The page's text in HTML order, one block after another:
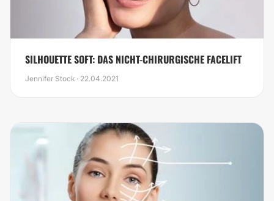
SILHOUETTE SOFT: DAS NICHT-CHIRURGISCHE FACELIFT
Jennifer Stock · 22.04.2021